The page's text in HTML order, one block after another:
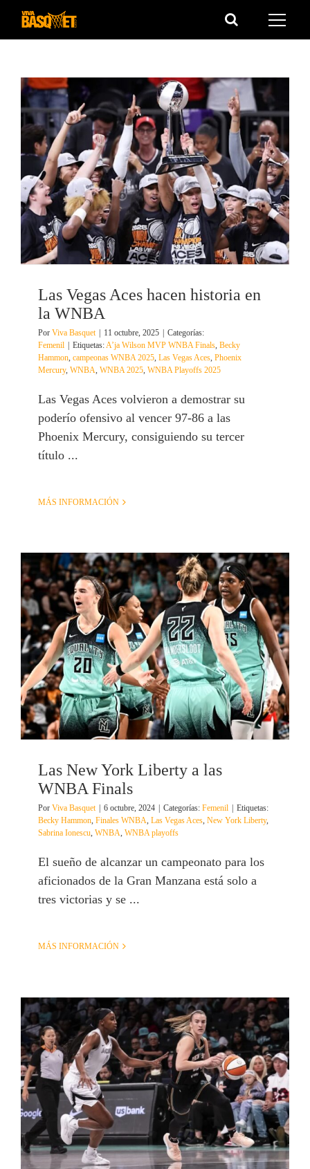
Saltar
Las Vegas Aces hacen historia en
la WNBA
Por Viva Basquet | 11 octubre, 2025 | Categorías:
Femenil | Etiquetas: A’ja Wilson MVP WNBA Finals Becky
Hammon campeonas WNBA 2025 Las Vegas Aces Phoenix
Mercury, WNBA WNBA 2025 WNBA Playoffs 2025
Las Vegas Aces volvieron a demostrar su
poderío ofensivo al vencer 97-86 a las
Phoenix Mercury, consiguiendo su tercer
título ...
MÁS INFORMACIÓN
Las New York Liberty a las
WNBA Finals
Por Viva Basquet | 6 octubre, 2024 | Categorías: Femenil | Etiquetas:
Becky Hammon Finales WNBA Las Vegas Aces New York Liberty,
Sabrina Ionescu WNBA WNBA playoffs
El sueño de alcanzar un campeonato para los
aficionados de la Gran Manzana está solo a
tres victorias y se ...
MÁS INFORMACIÓN